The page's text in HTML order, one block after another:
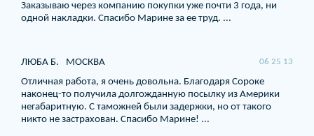
Заказываю через компанию покупки уже почти 3 года, ни
одной накладки. Спасибо Марине за ее труд. ...
ЛЮБА Б. МОСКВА 06 25 13
Отличная работа, я очень довольна. Благодаря Сороке
наконец-то получила долгожданную посылку из Америки
негабаритную. С таможней были задержки, но от такого
никто не застрахован. Спасибо Марине! ...